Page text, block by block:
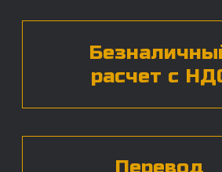
ЧАСТЫЕ ВОПРОСЫ